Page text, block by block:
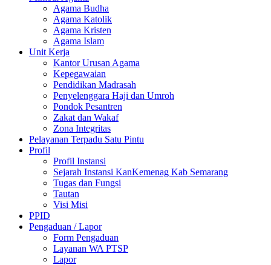
Agama Budha
Agama Katolik
Agama Kristen
Agama Islam
Unit Kerja
Kantor Urusan Agama
Kepegawaian
Pendidikan Madrasah
Penyelenggara Haji dan Umroh
Pondok Pesantren
Zakat dan Wakaf
Zona Integritas
Pelayanan Terpadu Satu Pintu
Profil
Profil Instansi
Sejarah Instansi KanKemenag Kab Semarang
Tugas dan Fungsi
Tautan
Visi Misi
PPID
Pengaduan / Lapor
Form Pengaduan
Layanan WA PTSP
Lapor